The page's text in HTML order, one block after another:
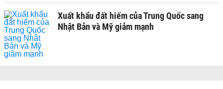
Xuất khẩu đất hiếm của Trung Quốc sang
Nhật Bản và Mỹ giảm mạnh